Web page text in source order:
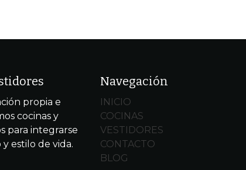
propia e
cocinas y
para integrarse
estilo de vida.
Navegación
INICIO
COCINAS
VESTIDORES
CONTACTO
BLOG